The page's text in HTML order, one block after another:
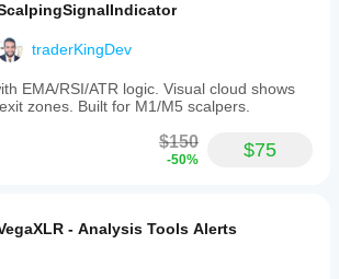
traderKingDev
EMA/RSI/ATR logic. Visual cloud shows
zones. Built for M1/M5 scalpers.
$150
-50% $75
- Analysis Tools Alerts